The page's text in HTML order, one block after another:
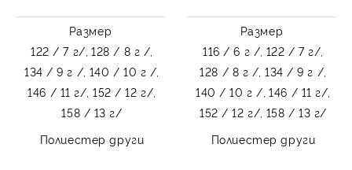
Размер
122 / 7 г/, 128 / 8 г /,
134 / 9 г /, 140 / 10 г /,
146 / 11 г/, 152 / 12 г/,
158 / 13 г/
Полиестер други
Размер
116 / 6 г /, 122 / 7 г/,
128 / 8 г /, 134 / 9 г /,
140 / 10 г /, 146 / 11 г/,
152 / 12 г/, 158 / 13 г/
Полиестер други